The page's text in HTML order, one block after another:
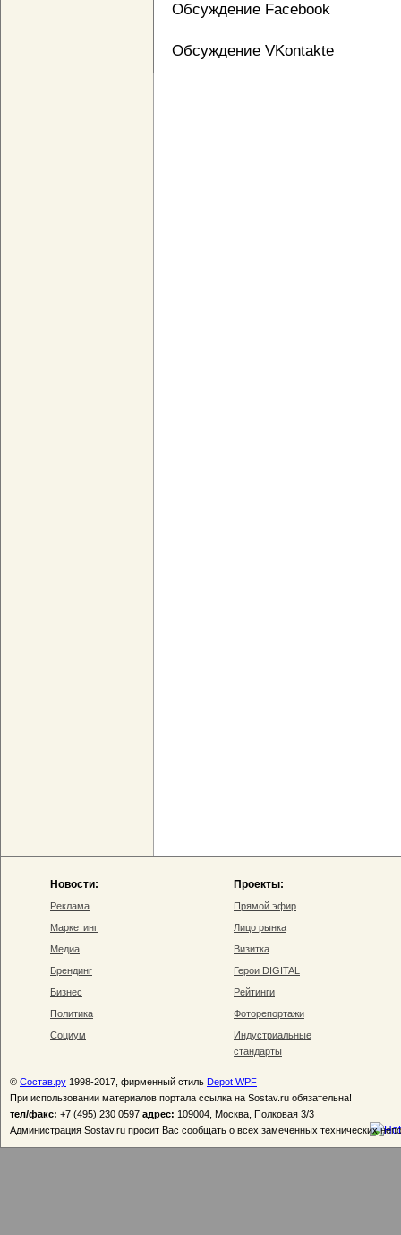
Обсуждение Facebook
Обсуждение VKontakte
Новости:
Реклама
Маркетинг
Медиа
Брендинг
Бизнес
Политика
Социум
Проекты:
Прямой эфир
Лицо рынка
Визитка
Герои DIGITAL
Рейтинги
Фоторепортажи
Индустриальные
стандарты
© Состав.ру 1998-2017, фирменный стиль Depot WPF
При использовании материалов портала ссылка на Sostav.ru обязательна!
тел/факс: +7 (495) 230 0597 адрес: 109004, Москва, Полковая 3/3
Администрация Sostav.ru просит Вас сообщать о всех замеченных технических